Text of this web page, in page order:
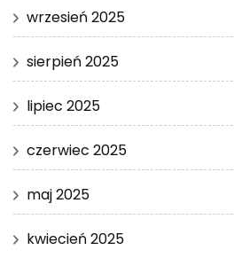
wrzesień 2025
sierpień 2025
lipiec 2025
czerwiec 2025
maj 2025
kwiecień 2025